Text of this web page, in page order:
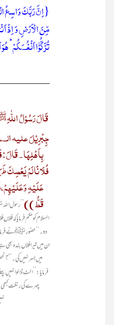
{اِنَّ رَبَّکَ وَاسِعُ
مِّنَ الۡاَرۡضِ وَ اِذۡ
تُزَکُّوۡۤا اَنۡفُسَکُمۡ ؕ ہُوَ
قَالَ رَسُوْلُ
جِبْرِیْلَ علیہ
بِاَھْلِھَا ۔
فُلَانًا لَمْ یَعْصِکَ
عَلَیْہِ
قَطُّ)) ’’رسول
السلام کو حکم فرمایاکہ
دو۔‘‘ حضورﷺ نے
ان میں تیرا فلاں بندہ
میں بسر نہیں کی۔‘‘
فرمایا:’’الٹ ڈالو
چہرے کی رنگت